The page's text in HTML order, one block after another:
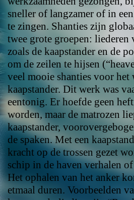
sneller of langzamer of in
te zingen. Shanties zijn
twee grote groepen:
zoals de kaapstander en de
om de zeilen te hijsen
veel mooie shanties voor het
kaapstander. Dit werk was
eentonig. Er hoefde geen
worden, maar de matrozen
kaapstander,
de spaken. Met een
kracht op de trossen gezet
schip in de haven verhalen
Het ophalen van het anker
etmaal duren. Voorbeelden